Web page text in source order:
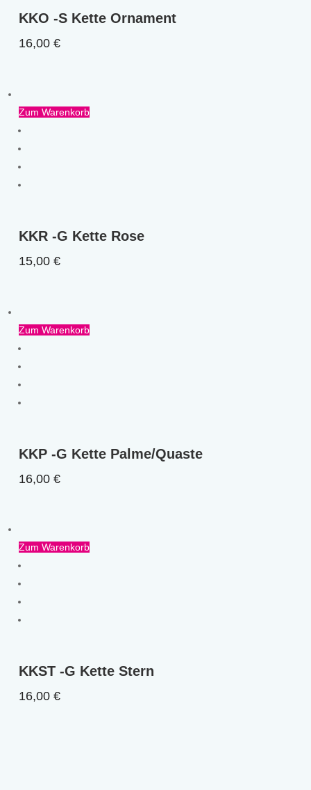
KKO -S Kette Ornament
16,00€
Zum Warenkorb
KKR -G Kette Rose
15,00€
Zum Warenkorb
KKP -G Kette Palme/Quaste
16,00€
Zum Warenkorb
KKST -G Kette Stern
16,00€